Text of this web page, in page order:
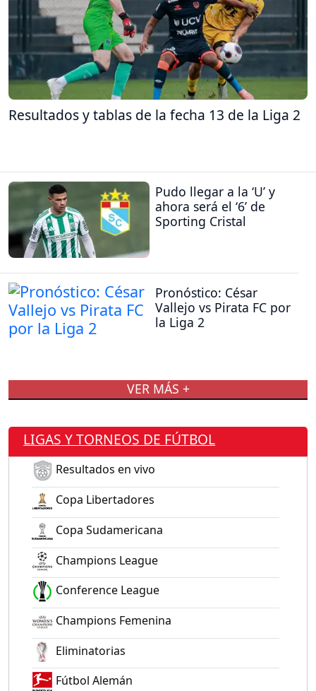
Resultados y tablas de la fecha 13 de la Liga 2
Pudo llegar a la ‘U’ y
ahora será el ‘6’ de
Sporting Cristal
Pronóstico: César
Vallejo vs Pirata FC por
la Liga 2
VER MÁS +
LIGAS Y TORNEOS DE FÚTBOL
Resultados en vivo
Copa Libertadores
Copa Sudamericana
Champions League
Conference League
Champions Femenina
Eliminatorias
Fútbol Alemán